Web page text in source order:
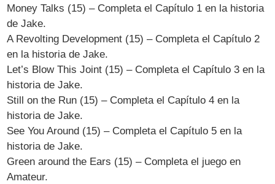
Money Talks (15) – Completa el Capítulo 1 en la historia
de Jake.
A Revolting Development (15) – Completa el Capítulo 2
en la historia de Jake.
Let’s Blow This Joint (15) – Completa el Capítulo 3 en la
historia de Jake.
Still on the Run (15) – Completa el Capítulo 4 en la
historia de Jake.
See You Around (15) – Completa el Capítulo 5 en la
historia de Jake.
Green around the Ears (15) – Completa el juego en
Amateur.